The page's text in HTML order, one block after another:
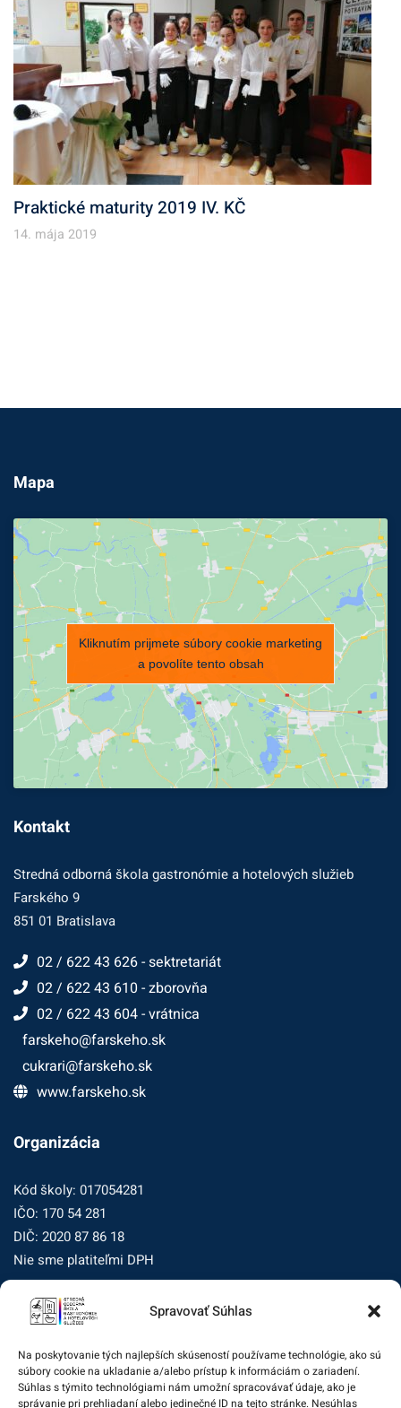
Spravovať Súhlas
Na poskytovanie tých najlepších skúseností používame technológie, ako sú
súbory cookie na ukladanie a/alebo prístup k informáciám o zariadení.
Súhlas s týmito technológiami nám umožní spracovávať údaje, ako je
správanie pri prehliadaní alebo jedinečné ID na tejto stránke. Nesúhlas
Praktické maturity 2019 IV. KČ
14. mája 2019
Mapa
Kliknutím prijmete súbory cookie marketing
a povolíte tento obsah
Kontakt
Stredná odborná škola gastronómie a hotelových služieb
Farského 9
851 01 Bratislava
02 / 622 43 626 - sektretariát
02 / 622 43 610 - zborovňa
02 / 622 43 604 - vrátnica
farskeho@farskeho.sk
cukrari@farskeho.sk
www.farskeho.sk
Organizácia
Kód školy: 017054281
IČO: 170 54 281
DIČ: 2020 87 86 18
Nie sme platiteľmi DPH
Zásady ochrany osobných údajov
Dohľad nad ochranou osobných údajov